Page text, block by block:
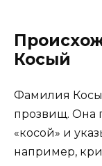
Косый
Фамилия
прозвищ. Она
«косой» и
например,